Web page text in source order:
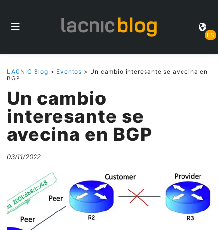
ES
LACNIC Blog > Eventos > Un cambio interesante se avecina en
BGP
Un cambio
interesante se
avecina en BGP
03/11/2022